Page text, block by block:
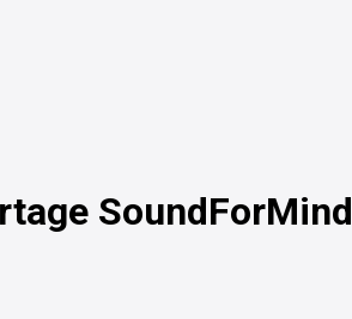
SoundForMind